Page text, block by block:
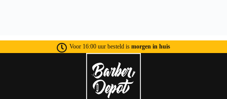
Voor 16:00 uur besteld is morgen in huis